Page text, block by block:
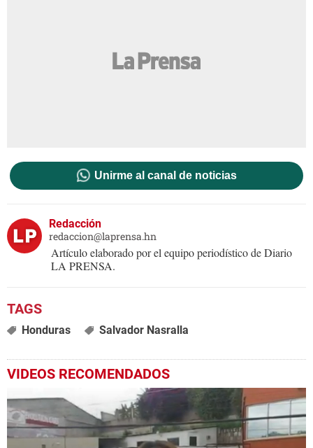
Unirme al canal de noticias
Redacción
redaccion@laprensa.hn
Artículo elaborado por el equipo periodístico de Diario
LA PRENSA.
Honduras Salvador Nasralla
VIDEOS RECOMENDADOS